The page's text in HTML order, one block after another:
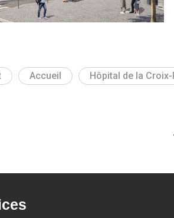
Accueil Hôpital de la